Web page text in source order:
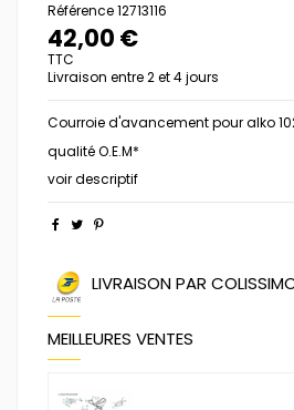
Référence12713116
42,00 €
TTC
Livraison entre 2 et 4 jours
Courroie d'avancement pour alko
qualité O.E.M*
voir descriptif
LIVRAISON PAR
MEILLEURES VENTES